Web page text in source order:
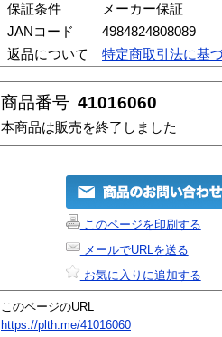
保証条件
メーカー保証
JANコード
4984824808089
返品について
特定商取引法に基
商品番号 41016060
本商品は販売を終了しました
このページを印刷する
メールでURLを送る
お気に入りに追加する
このページのURL
https://plth.me/41016060